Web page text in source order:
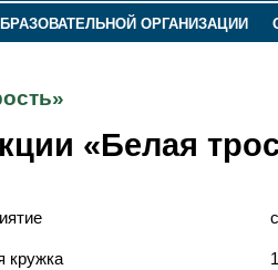
ОРГАНИЗАЦИИ
«Белая
кружка